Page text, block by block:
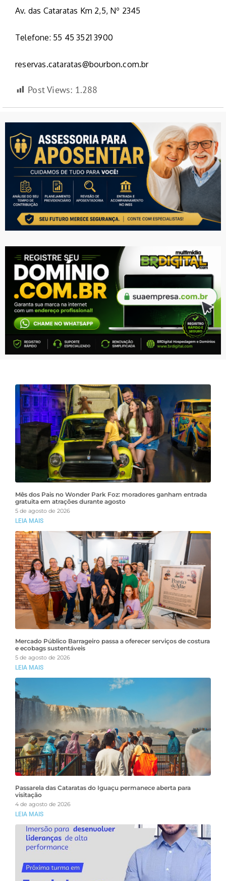
Av. das Cataratas Km 2,5, Nº 2345
Telefone: 55 45 3521 3900
reservas.cataratas@bourbon.com.br
Post Views: 1.288
Mês dos Pais no Wonder Park Foz: moradores ganham entrada
gratuita em atrações durante agosto
5 de agosto de 2026
LEIA MAIS
Mercado Público Barrageiro passa a oferecer serviços de costura
e ecobags sustentáveis
5 de agosto de 2026
LEIA MAIS
Passarela das Cataratas do Iguaçu permanece aberta para
visitação
4 de agosto de 2026
LEIA MAIS